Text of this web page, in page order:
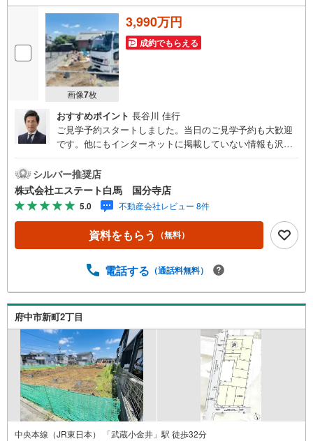
画像7枚
3,990万円
成約でもらえる
おすすめポイント 長谷川 佳行
ご見学予約スタートしました。当日のご見学予約も大歓迎
です。他にもインターネットに掲載していない情報も沢山
産キャンペーン対象店舗。当店で物件を成約するとPayPay
ボーナスをプレゼント！「資料をもらう」「見学予約をす
る」ボタンからお問い合わせください。【営業時間 9時30
分～18時30分】（年中無休）・人気物件には特に問い合わ
せが集中するため、お早めにお電話ください。「室内・現
地を見学する」ボタンよりご予約いただくとご見学がスム
イナンシャルプランナーへの無料個別ライフプラン相談サ
おむつ替えベッド、アンパンマンジュースなどを完備して
おりますので、お子様連れでもお気軽にお越し下さい。
シルバー推奨店
株式会社エステート白馬 国分寺店
5.0 不動産会社レビュー 8件
資料をもらう （無料）
電話する （通話料無料）
府中市新町2丁目
中央本線（JR東日本） 「武蔵小金井」駅 徒歩32分